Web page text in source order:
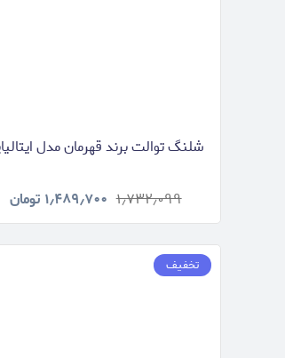
شلنگ توالت برند قهرمان مدل
۱٫۷۳۲٫۰۹۹ ۱٫۴۸۹٫۷۰۰ تومان
تخفیف